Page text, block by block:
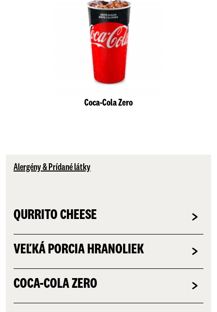
Coca-Cola Zero
Alergény & Prídané látky
QURRITO CHEESE
VEĽKÁ PORCIA HRANOLIEK
COCA-COLA ZERO